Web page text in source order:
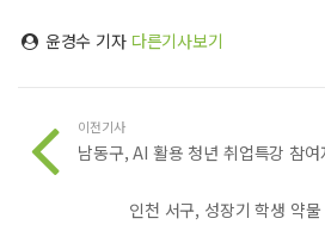
윤경수 기자 다른기사보기
이전기사
남동구, AI 활용 청년 취업특강 참여
인천 서구, 성장기 학생 약